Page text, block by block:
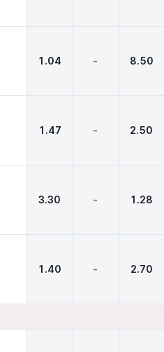
1.04 - 8.50
1.47 - 2.50
3.30 - 1.28
1.40 - 2.70